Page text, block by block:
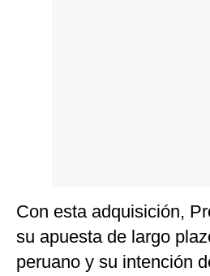
Con esta adquisición,
su apuesta de largo
peruano y su intención